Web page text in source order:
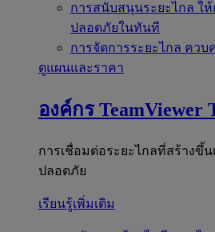
การสนับสนุนระยะไกล ใ
ปลอดภัยในทันที
การจัดการระยะไกล ควบ
ดูแผนและราคา
องค์กร TeamViewer
การเชื่อมต่อระยะไกลที่สร้างขึ้
ปลอดภัย
เรียนรู้เพิ่มเติม